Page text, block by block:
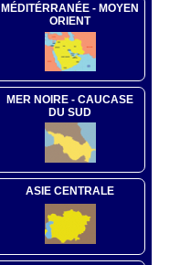
MÉDITÉRRANÉE - MOYEN
ORIENT
MER NOIRE - CAUCASE
DU SUD
ASIE CENTRALE